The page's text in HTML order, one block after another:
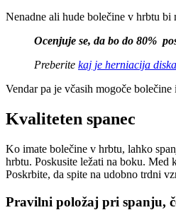
Nenadne ali hude bolečine v hrbtu
Ocenjuje se, da bo do 80%
Preberite kaj je herniacija diska
Vendar pa je včasih mogoče
Kvaliteten spanec
Ko imate bolečine v hrbtu, lahko
hrbtu. Poskusite ležati na boku. Med
Poskrbite, da spite na udobno trdni
Pravilni položaj pri spanju,